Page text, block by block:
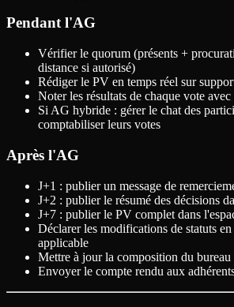
Pendant l'AG
Vérifier le quorum (présents +
distance si autorisé)
Rédiger le PV en temps réel sur
Noter les résultats de chaque vote
Si AG hybride : gérer le chat des
comptabiliser leurs votes
Après l'AG
J+1 : publier un message de
J+2 : publier le résumé des décisions
J+7 : publier le PV complet dans
Déclarer les modifications de statuts
applicable
Mettre à jour la composition du bureau
Envoyer le compte rendu aux